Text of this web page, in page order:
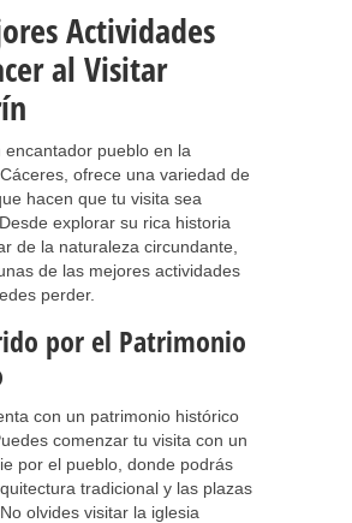
Actividades
al Visitar
encantador pueblo en la
ofrece una variedad de
hacen que tu visita sea
explorar su rica historia
de la naturaleza circundante,
de las mejores actividades
perder.
por el Patrimonio
con un patrimonio histórico
comenzar tu visita con un
por el pueblo, donde podrás
tradicional y las plazas
olvides visitar la iglesia